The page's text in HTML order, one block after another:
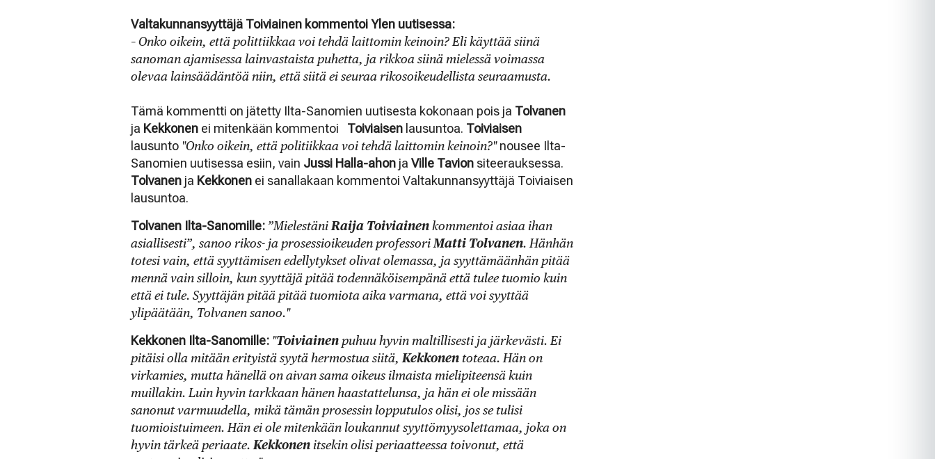
Valtakunnansyyttäjä Toiviainen kommentoi Ylen uutisessa:
– Onko oikein, että polittiikkaa voi tehdä laittomin keinoin? Eli käyttää siinä
sanoman ajamisessa lainvastaista puhetta, ja rikkoa siinä mielessä voimassa
olevaa lainsäädäntöä niin, että siitä ei seuraa rikosoikeudellista seuraamusta.
Tämä kommentti on jätetty Ilta-Sanomien uutisesta kokonaan pois ja Tolvanen
ja Kekkonen ei mitenkään kommentoi Toiviaisen lausuntoa. Toiviaisen
lausunto "Onko oikein, että politiikkaa voi tehdä laittomin keinoin?"nousee Ilta-
Sanomien uutisessa esiin, vain Jussi Halla-ahon jaVille Tavion siteerauksessa.
Tolvanen ja Kekkonen ei sanallakaan kommentoi Valtakunnansyyttäjä Toiviaisen
lausuntoa.
Tolvanen Ilta-Sanomille: ”Mielestäni Raija Toiviainenkommentoi asiaa ihan
asiallisesti”, sanoo rikos- ja prosessioikeuden professori Matti Tolvanen. Hänhän
totesi vain, että syyttämisen edellytykset olivat olemassa, ja syyttämäänhän pitää
mennä vain silloin, kun syyttäjä pitää todennäköisempänä että tulee tuomio kuin
että ei tule. Syyttäjän pitää pitää tuomiota aika varmana, että voi syyttää
ylipäätään, Tolvanen sanoo."
Kekkonen Ilta-Sanomille: "Toiviainen puhuu hyvin maltillisesti ja järkevästi. Ei
pitäisi olla mitään erityistä syytä hermostua siitä, Kekkonentoteaa. Hän on
virkamies, mutta hänellä on aivan sama oikeus ilmaista mielipiteensä kuin
muillakin. Luin hyvin tarkkaan hänen haastattelunsa, ja hän ei ole missään
sanonut varmuudella, mikä tämän prosessin lopputulos olisi, jos se tulisi
tuomioistuimeen. Hän ei ole mitenkään loukannut syyttömyysolettamaa, joka on
hyvin tärkeä periaate. Kekkonen itsekin olisi periaatteessa toivonut, että